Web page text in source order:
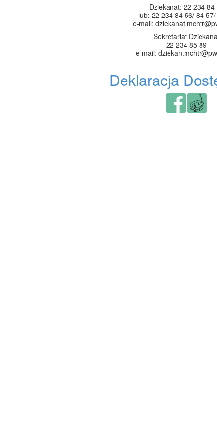
Dziekanat: 22 234 84
lub: 22 234 84 56/ 84
e-mail:
Sekretariat
22 234 85 89
e-mail:
Deklaracja